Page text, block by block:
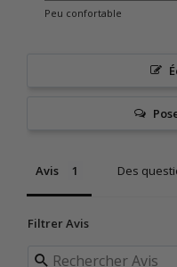
Peu confortable
Avis Des
Filtrer Avis